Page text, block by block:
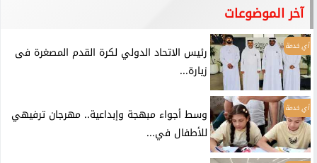
آخر الموضوعات
أي خدمة
رئيس الاتحاد الدولي لكرة القدم المصغرة فى
زيارة...
أي خدمة
وسط أجواء مبهجة وإبداعية.. مهرجان ترفيهي
للأطفال في...